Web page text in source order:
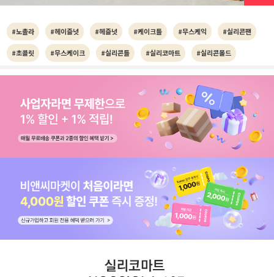
#노촐라 #헤이즐넛 #헤즐넛 #케이크틀 #무스케익 #실리콘팬
#초콜릿 #무스케이크 #실리콘틀 #실리코마트 #실리콘몰드